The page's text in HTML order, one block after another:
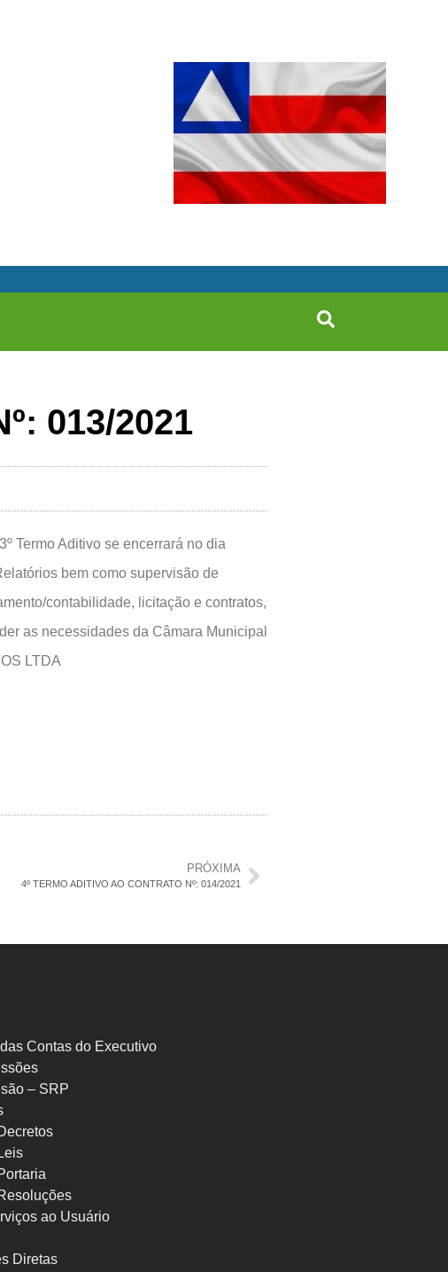
013/2021
Termo Aditivo se encerrará no dia
bem como supervisão de
contabilidade, licitação e contratos,
as necessidades da Câmara Municipal
LTDA
PRÓXIMA
4º TERMO ADITIVO AO CONTRATO Nº: 014/2021
Contas do Executivo
– SRP
Leis
ao Usuário
Diretas